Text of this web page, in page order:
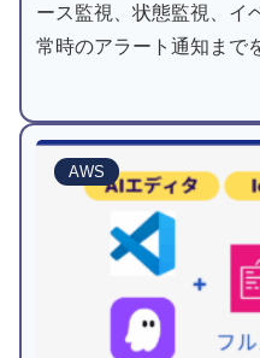
ース監視、状態監視、イ
常時のアラート通知まで
元的にAWS CDKで実装
AWS